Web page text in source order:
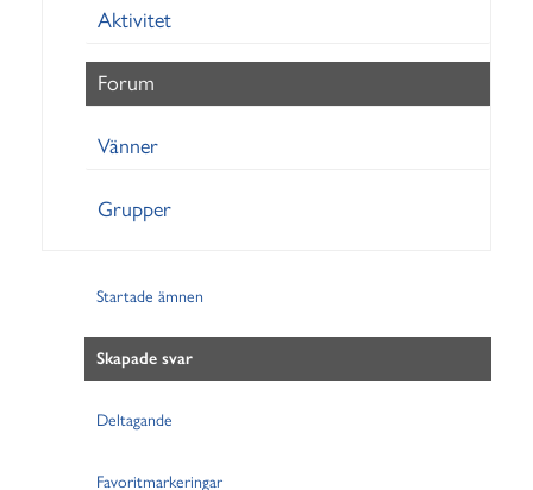
Aktivitet
Forum
Vänner
Grupper
Startade ämnen
Skapade svar
Deltagande
Favoritmarkeringar